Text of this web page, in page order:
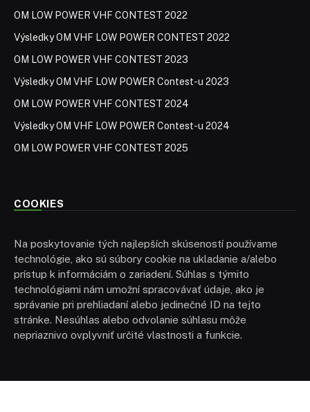
OM LOW POWER VHF CONTEST 2022
Výsledky OM VHF LOW POWER CONTEST 2022
OM LOW POWER VHF CONTEST 2023
Výsledky OM VHF LOW POWER Contest-u 2023
OM LOW POWER VHF CONTEST 2024
Výsledky OM VHF LOW POWER Contest-u 2024
OM LOW POWER VHF CONTEST 2025
COOKIES
Na poskytovanie tých najlepších skúseností používame
technológie, ako sú súbory cookie na ukladanie a/alebo
prístup k informáciám o zariadení. Súhlas s týmito
technológiami nám umožní spracovávať údaje, ako je
správanie pri prehliadaní alebo jedinečné ID na tejto
stránke. Nesúhlas alebo odvolanie súhlasu môže
nepriaznivo ovplyvniť určité vlastnosti a funkcie.